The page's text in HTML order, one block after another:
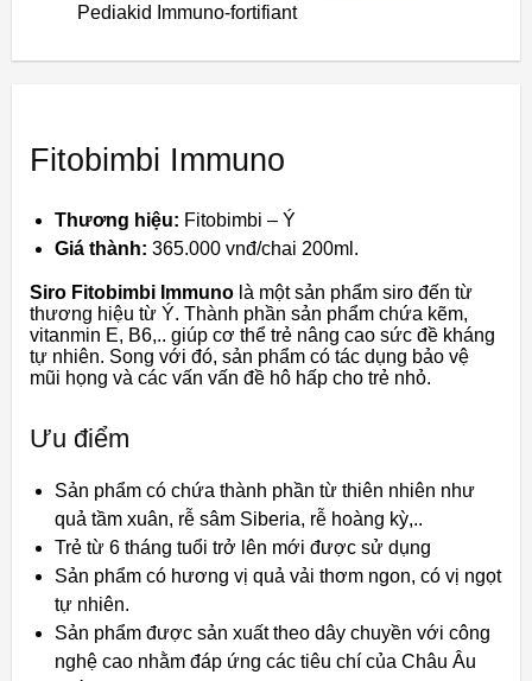
Pediakid Immuno-fortifiant
Fitobimbi Immuno
Thương hiệu: Fitobimbi – Ý
Giá thành: 365.000 vnđ/chai 200ml.
Siro Fitobimbi Immuno là một sản phẩm siro đến từ
thương hiệu từ Ý. Thành phần sản phẩm chứa kẽm,
vitanmin E, B6,.. giúp cơ thể trẻ nâng cao sức đề kháng
tự nhiên. Song với đó, sản phẩm có tác dụng bảo vệ
mũi họng và các vấn vấn đề hô hấp cho trẻ nhỏ.
Ưu điểm
Sản phẩm có chứa thành phần từ thiên nhiên như
quả tầm xuân, rễ sâm Siberia, rễ hoàng kỳ,..
Trẻ từ 6 tháng tuổi trở lên mới được sử dụng
Sản phẩm có hương vị quả vải thơm ngon, có vị ngọt
tự nhiên.
Sản phẩm được sản xuất theo dây chuyền với công
nghệ cao nhằm đáp ứng các tiêu chí của Châu Âu